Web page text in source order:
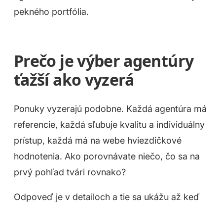
pekného portfólia.
Prečo je výber agentúry
ťažší ako vyzerá
Ponuky vyzerajú podobne. Každá agentúra má
referencie, každá sľubuje kvalitu a individuálny
prístup, každá má na webe hviezdičkové
hodnotenia. Ako porovnávate niečo, čo sa na
prvý pohľad tvári rovnako?
Odpoveď je v detailoch a tie sa ukážu až keď